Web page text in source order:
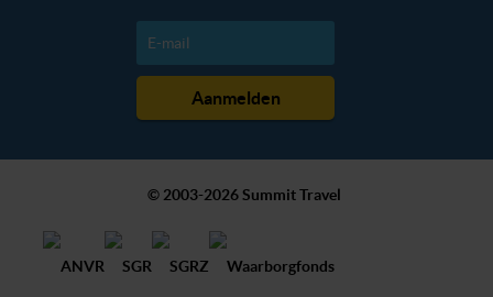
© 2003-2026 Summit Travel